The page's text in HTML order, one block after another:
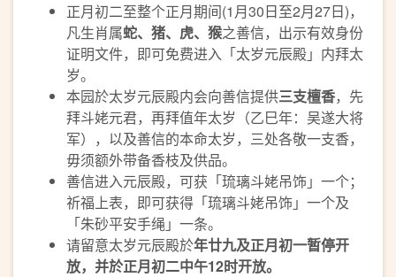
正月初二至整个正月期间(1月30日至2月27日)，
凡生肖属蛇、猪、虎、猴之善信，出示有效身份
证明文件，即可免费进入「太岁元辰殿」内拜太
岁。
本园於太岁元辰殿内会向善信提供三支檀香，先
拜斗姥元君，再拜值年太岁（乙巳年：吴遂大将
军），以及善信的本命太岁，三处各敬一支香，
毋须额外带备香枝及供品。
善信进入元辰殿，可获「琉璃斗姥吊饰」一个；
祈福上表，即可获得「琉璃斗姥吊饰」一个及
「朱砂平安手绳」一条。
请留意太岁元辰殿於年廿九及正月初一暂停开
放，并於正月初二中午12时开放。